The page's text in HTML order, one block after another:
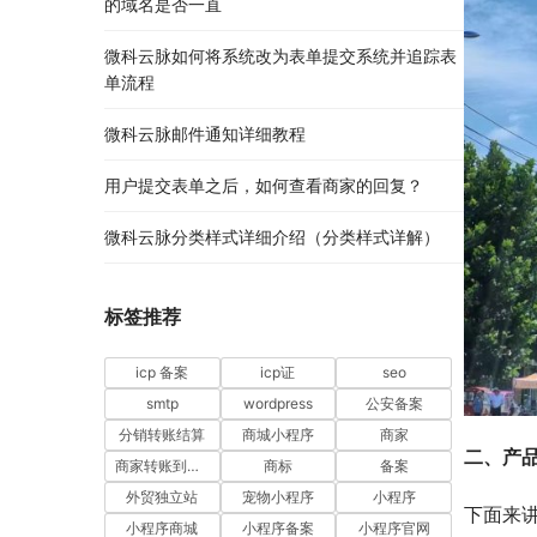
二、产
下面来
的域名是否一直
微科云脉如何将系统改为表单提交系统并追踪表
单流程
微科云脉邮件通知详细教程
用户提交表单之后，如何查看商家的回复？
微科云脉分类样式详细介绍（分类样式详解）
标签推荐
icp 备案 icp证
seo
smtp
wordpress
公安备案
分销转账结算
商城小程序
商家
商家转账到零钱
商标
备案
外贸独立站
宠物小程序
小程序
小程序商城
小程序备案 小程序官网